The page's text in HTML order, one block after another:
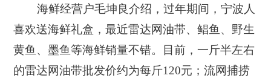
海鲜经营户毛坤良介绍，过年期间，宁波人
喜欢送海鲜礼盒，最近雷达网油带、鲳鱼、野生
黄鱼、墨鱼等海鲜销量不错。目前，一斤半左右
的雷达网油带批发价约为每斤120元；流网捕捞